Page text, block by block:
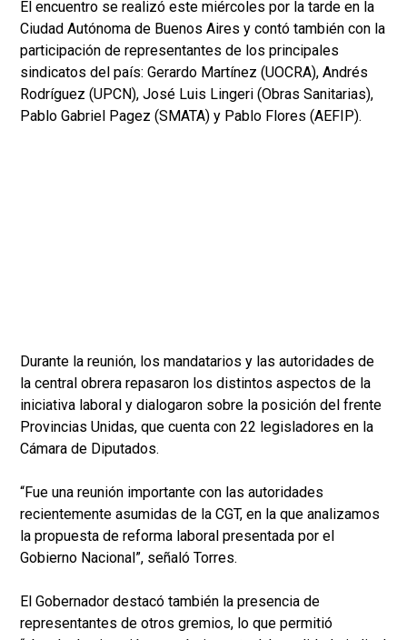
El encuentro se realizó este miércoles por la tarde en la
Ciudad Autónoma de Buenos Aires y contó también con la
participación de representantes de los principales
sindicatos del país: Gerardo Martínez (UOCRA), Andrés
Rodríguez (UPCN), José Luis Lingeri (Obras Sanitarias),
Pablo Gabriel Pagez (SMATA) y Pablo Flores (AEFIP).
Durante la reunión, los mandatarios y las autoridades de
la central obrera repasaron los distintos aspectos de la
iniciativa laboral y dialogaron sobre la posición del frente
Provincias Unidas, que cuenta con 22 legisladores en la
Cámara de Diputados.
“Fue una reunión importante con las autoridades
recientemente asumidas de la CGT, en la que analizamos
la propuesta de reforma laboral presentada por el
Gobierno Nacional”, señaló Torres.
El Gobernador destacó también la presencia de
representantes de otros gremios, lo que permitió